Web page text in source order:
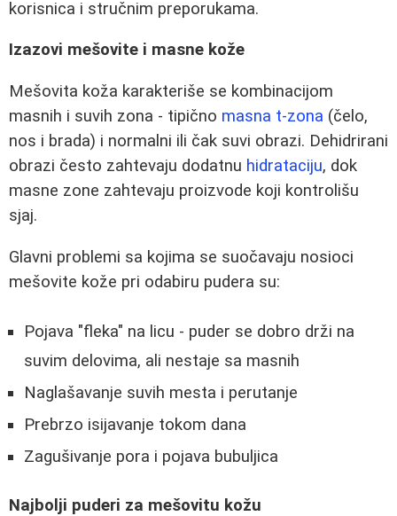
korisnica i stručnim preporukama.
Izazovi mešovite i masne kože
Mešovita koža karakteriše se kombinacijom
masnih i suvih zona - tipično masna t-zona (čelo,
nos i brada) i normalni ili čak suvi obrazi. Dehidrirani
obrazi često zahtevaju dodatnu hidrataciju, dok
masne zone zahtevaju proizvode koji kontrolišu
sjaj.
Glavni problemi sa kojima se suočavaju nosioci
mešovite kože pri odabiru pudera su:
Pojava "fleka" na licu - puder se dobro drži na
suvim delovima, ali nestaje sa masnih
Naglašavanje suvih mesta i perutanje
Prebrzo isijavanje tokom dana
Zagušivanje pora i pojava bubuljica
Najbolji puderi za mešovitu kožu